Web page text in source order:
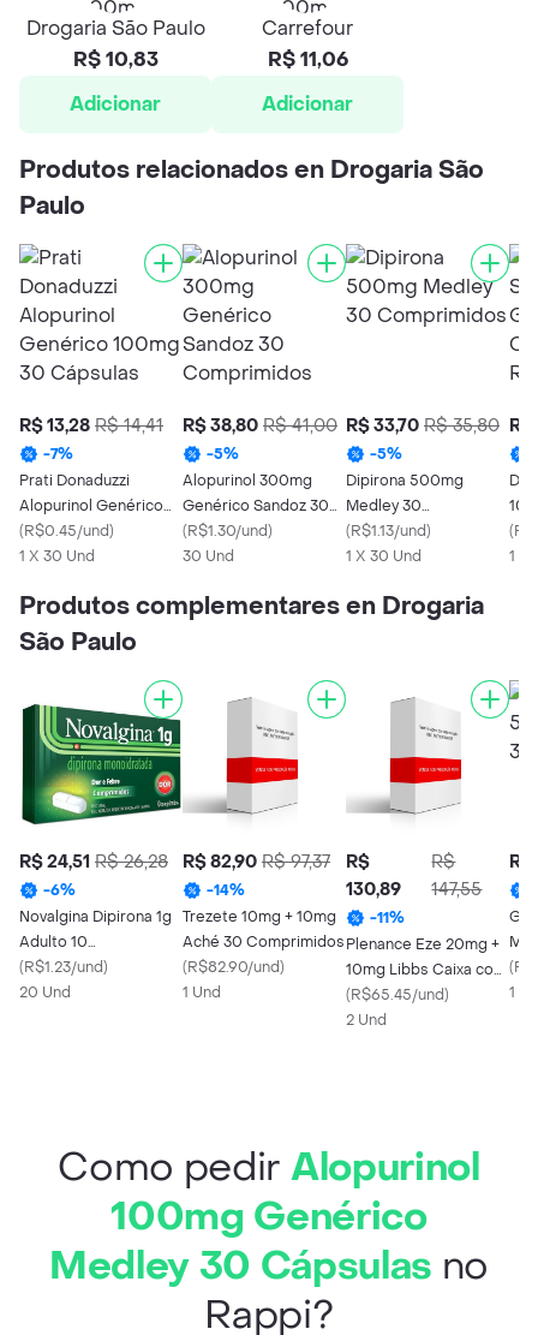
Drogaria São Paulo
R$ 10,83
Adicionar
Carrefour
R$ 11,06
Adicionar
Produtos relacionados en Drogaria São
Paulo
R$ 13,28 R$ 14,41
-7%
Prati Donaduzzi
Alopurinol Genérico
100mg 30 Cápsulas
(R$0.45/und)
1 X 30 Und
R$ 38,80 R$ 41,00
-5%
Alopurinol 300mg
Genérico Sandoz 30
Comprimidos
(R$1.30/und)
30 Und
R$ 33,70 R$ 35,80
-5%
Dipirona 500mg
Medley 30
Comprimidos
(R$1.13/und)
1 X 30 Und
R$
10
(
1 X
Produtos complementares en Drogaria
São Paulo
R$ 24,51 R$ 26,28
-6%
Novalgina Dipirona 1g
Adulto 10
Comprimidos
(R$1.23/und)
20 Und
R$ 82,90 R$ 97,37
-14%
Trezete 10mg + 10mg
Aché 30 Comprimidos
(R$82.90/und)
1 Und
R$
130,89
R$
147,55
-11%
Plenance Eze 20mg +
10mg Libbs Caixa com
30 Cápsulas
(R$65.45/und)
2 Und
R$
(
1 X
Como pedir Alopurinol
100mg Genérico
Medley 30 Cápsulas no
Rappi?